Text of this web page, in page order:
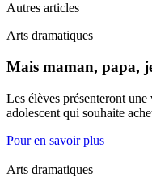
Autres articles
Arts dramatiques
Mais maman, papa,
Les élèves présenteront une
adolescent qui souhaite
Pour en savoir plus
Arts dramatiques